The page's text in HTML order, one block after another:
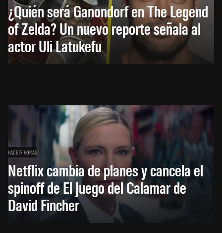
¿Quién será Ganondorf en The Legend
of Zelda? Un nuevo reporte señala al
actor Uli Latukefu
HACE 17 HORAS
Netflix cambia de planes y cancela el
spinoff de El Juego del Calamar de
David Fincher